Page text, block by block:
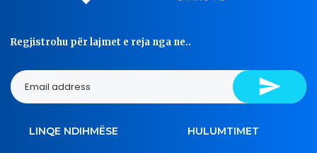
Regjistrohu për lajmet e reja nga ne..
LINQE NDIHMËSE HULUMTIMET